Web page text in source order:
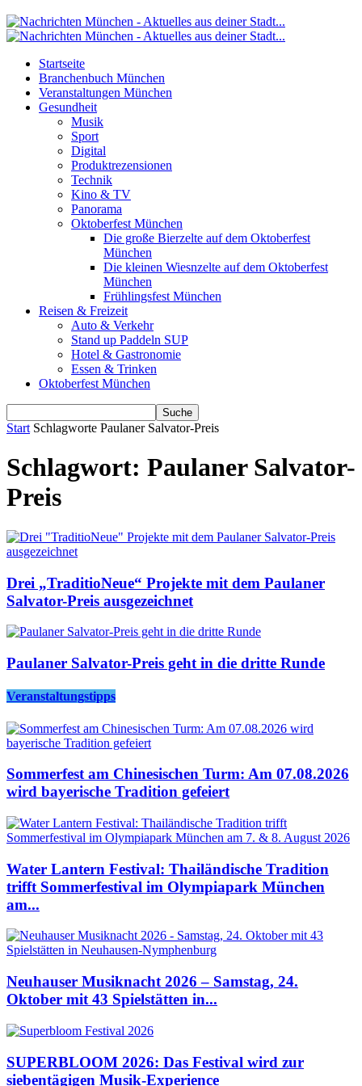
Startseite
Branchenbuch München
Veranstaltungen München
Gesundheit
Musik
Sport
Digital
Produktrezensionen
Technik
Kino & TV
Panorama
Oktoberfest München
Die große Bierzelte auf dem Oktoberfest
München
Die kleinen Wiesnzelte auf dem Oktoberfest
München
Frühlingsfest München
Reisen & Freizeit
Auto & Verkehr
Stand up Paddeln SUP
Hotel & Gastronomie
Essen & Trinken
Oktoberfest München
Start Schlagworte Paulaner Salvator-Preis
Schlagwort: Paulaner Salvator-
Preis
Drei „TraditioNeue“ Projekte mit dem Paulaner
Salvator-Preis ausgezeichnet
Paulaner Salvator-Preis geht in die dritte Runde
Veranstaltungstipps
Sommerfest am Chinesischen Turm: Am 07.08.2026
wird bayerische Tradition gefeiert
Water Lantern Festival: Thailändische Tradition
trifft Sommerfestival im Olympiapark München
am...
Neuhauser Musiknacht 2026 – Samstag, 24.
Oktober mit 43 Spielstätten in...
SUPERBLOOM 2026: Das Festival wird zur
siebentägigen Musik-Experience